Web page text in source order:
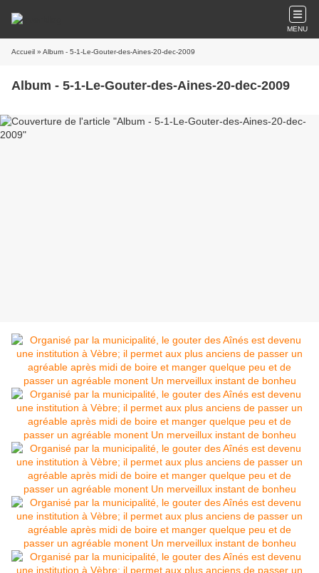
MENU
Accueil » Album - 5-1-Le-Gouter-des-Aines-20-dec-2009
Album - 5-1-Le-Gouter-des-Aines-20-dec-2009